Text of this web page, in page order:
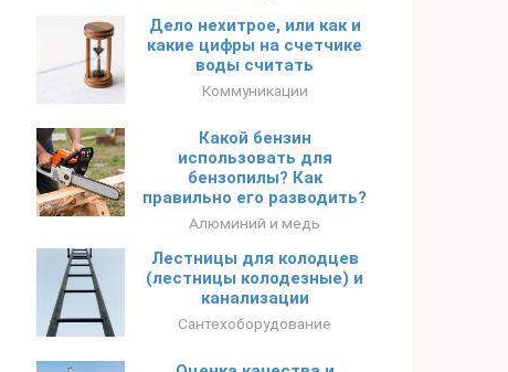
Дело нехитрое, или как и
какие цифры на счетчике
воды считать
Коммуникации
Какой бензин
использовать для
бензопилы? Как
правильно его разводить?
Алюминий и медь
Лестницы для колодцев
(лестницы колодезные) и
канализации
Сантехоборудование